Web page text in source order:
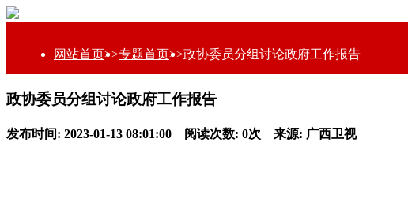
网站首页>>专题首页>>政协委员分组讨论政府工作报告
政协委员分组讨论政府工作报告
发布时间: 2023-01-13 08:01:00 阅读次数: 0次 来源: 广西卫视